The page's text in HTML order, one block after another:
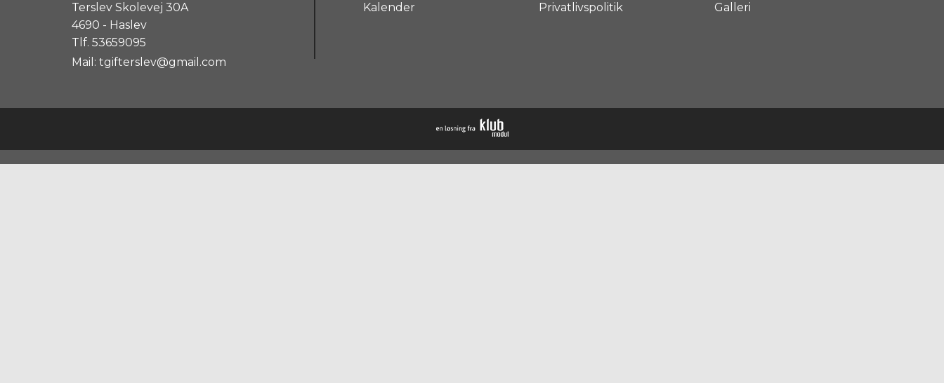
Terslev Skolevej 30A
4690 - Haslev
Tlf. 53659095
Mail: tgifterslev@gmail.com
Kalender Privatlivspolitik Galleri